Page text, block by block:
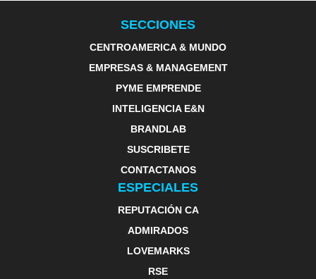
SECCIONES
CENTROAMERICA & MUNDO
EMPRESAS & MANAGEMENT
PYME EMPRENDE
INTELIGENCIA E&N
BRANDLAB
SUSCRIBETE
CONTACTANOS
ESPECIALES
REPUTACIÓN CA
ADMIRADOS
LOVEMARKS
RSE